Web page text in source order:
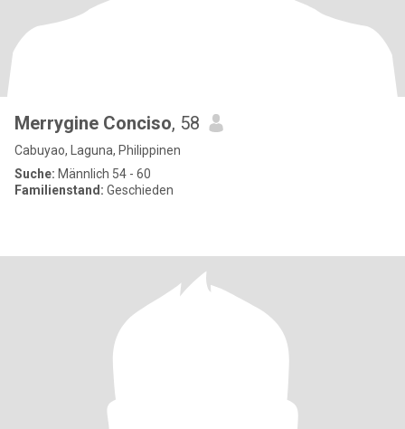
Merrygine Conciso, 58
Cabuyao, Laguna, Philippinen
Suche: Männlich 54 - 60
Familienstand: Geschieden